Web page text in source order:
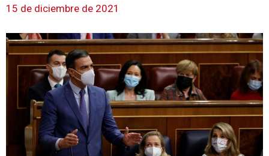
15 de diciembre de 2021